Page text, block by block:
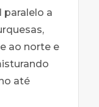
paralelo a
ao norte e
até